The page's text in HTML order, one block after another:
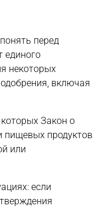
перед
единого
некоторых
включая
Закон о
пищевых продуктов
или
если